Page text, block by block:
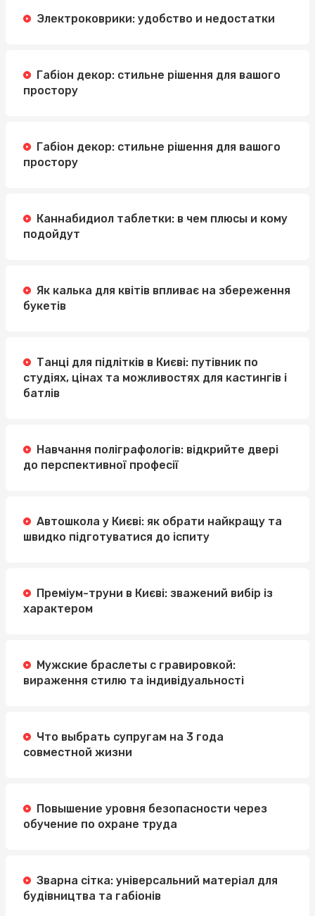
Электроковрики: удобство и недостатки
Габіон декор: стильне рішення для вашого
простору
Габіон декор: стильне рішення для вашого
простору
Каннабидиол таблетки: в чем плюсы и кому
подойдут
Як калька для квітів впливає на збереження
букетів
Танці для підлітків в Києві: путівник по
студіях, цінах та можливостях для кастингів і
батлів
Навчання поліграфологів: відкрийте двері
до перспективної професії
Автошкола у Києві: як обрати найкращу та
швидко підготуватися до іспиту
Преміум-труни в Києві: зважений вибір із
характером
Мужские браслеты с гравировкой:
вираження стилю та індивідуальності
Что выбрать супругам на 3 года
совместной жизни
Повышение уровня безопасности через
обучение по охране труда
Зварна сітка: універсальний матеріал для
будівництва та габіонів